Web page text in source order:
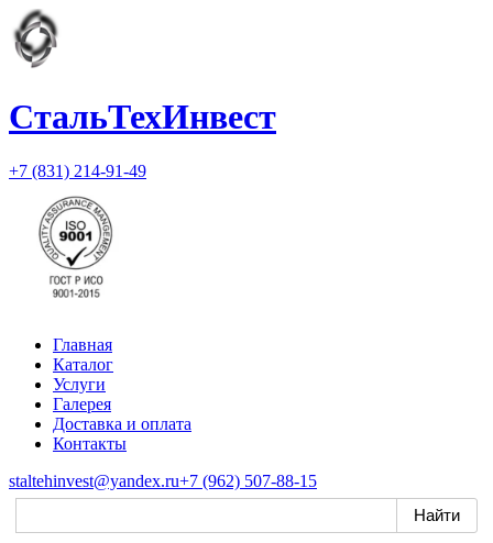
СтальТехИнвест
+7 (831) 214-91-49
Главная
Каталог
Услуги
Галерея
Доставка и оплата
Контакты
staltehinvest@yandex.ru+7 (962) 507-88-15